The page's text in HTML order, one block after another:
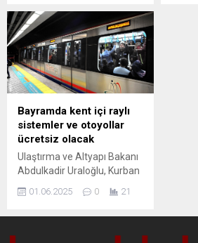
düzenlediği saldırı sonrası
küresel petrol fiyatlarında
yaşanan yükseliş, Türkiye’de
akaryakıt ...
Bayramda kent içi raylı
sistemler ve otoyollar
ücretsiz olacak
Ulaştırma ve Altyapı Bakanı
Abdulkadir Uraloğlu, Kurban
Bayramı'nda, Karayolları
Genel Müdürlüğü (KGM)
01.06.2025 0 21